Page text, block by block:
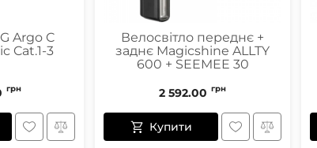
Argo C
Cat.1-3
грн
Велосвітло переднє +
заднє Magicshine ALLTY
600 + SEEMEE 30
2 592.00 грн
Купити